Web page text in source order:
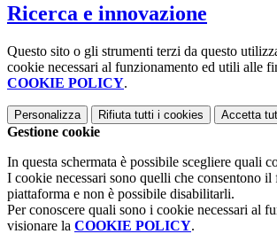
Ricerca e innovazione
Questo sito o gli strumenti terzi da questo
cookie necessari al funzionamento ed utili alle
COOKIE POLICY.
Personalizza Rifiuta tutti i cookies Accetta
Gestione cookie
In questa schermata è possibile scegliere quali
I cookie necessari sono quelli che consentono il
piattaforma e non è possibile disabilitarli.
Per conoscere quali sono i cookie necessari al
visionare la COOKIE POLICY.